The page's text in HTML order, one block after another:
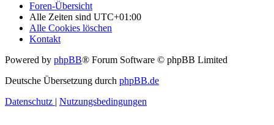
Foren-Übersicht
Alle Zeiten sind UTC+01:00
Alle Cookies löschen
Kontakt
Powered by phpBB® Forum Software © phpBB Limited
Deutsche Übersetzung durch phpBB.de
Datenschutz | Nutzungsbedingungen